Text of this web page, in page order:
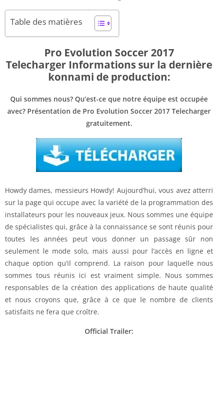
Table des matières
Pro Evolution Soccer 2017
Telecharger Informations sur la dernière
konnami de production:
Qui sommes nous? Qu’est-ce que notre équipe est occupée
avec? Présentation de Pro Evolution Soccer 2017 Telecharger
gratuitement.
Howdy dames, messieurs Howdy! Aujourd’hui, vous avez atterri
sur la page qui occupe avec la variété de la programmation des
installateurs pour les nouveaux jeux. Nous sommes une équipe
de spécialistes qui, grâce à la connaissance se sont réunis pour
toutes les années peut vous donner un passage sûr non
seulement le mode solo, mais aussi pour l’accès en ligne et
chaque option qu’il comprend. La raison pour laquelle nous
sommes tous réunis ici est vraiment simple. Nous sommes
responsables de la création des applications de haute qualité
et nous croyons que, grâce à ce que le nombre de clients
satisfaits ne fera que croître.
Official Trailer: